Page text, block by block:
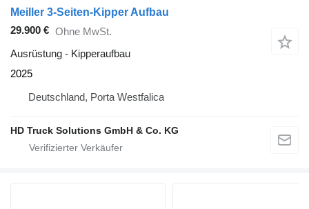
Meiller 3-Seiten-Kipper Aufbau
29.900 € Ohne MwSt.
Ausrüstung - Kipperaufbau
2025
Deutschland, Porta Westfalica
HD Truck Solutions GmbH & Co. KG